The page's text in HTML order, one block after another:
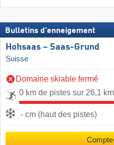
Bulletins d'enneigement
Hohsaas – Saas-Grund
Suisse
Domaine skiable fermé
0 km de pistes sur 26,1 km
- cm (haut des pistes)